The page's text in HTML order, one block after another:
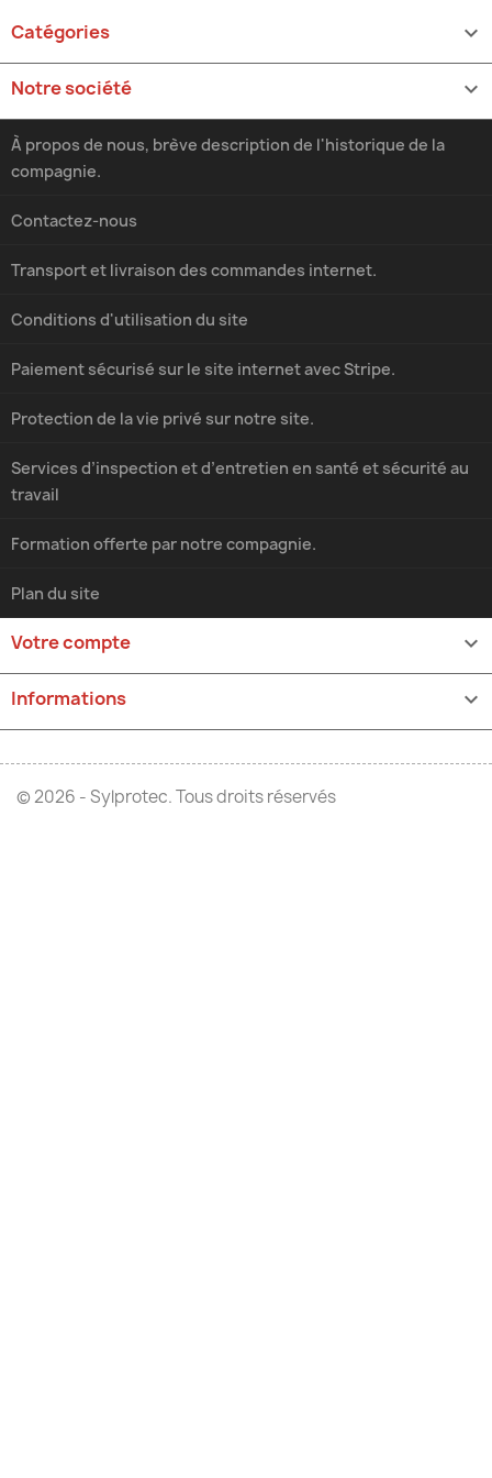
Catégories 
Notre société 
Transport et livraison des commandes internet.
Conditions d'utilisation du site
À propos de nous, brève description de l'historique de la
compagnie.
Paiement sécurisé sur le site internet avec Stripe.
Protection de la vie privé sur notre site.
Services d’inspection et d’entretien en santé et sécurité au
travail
Formation offerte par notre compagnie.
Contactez-nous
Plan du site
Votre compte 
Informations keyboard_arrow_down
© 2026 - Sylprotec. Tous droits réservés